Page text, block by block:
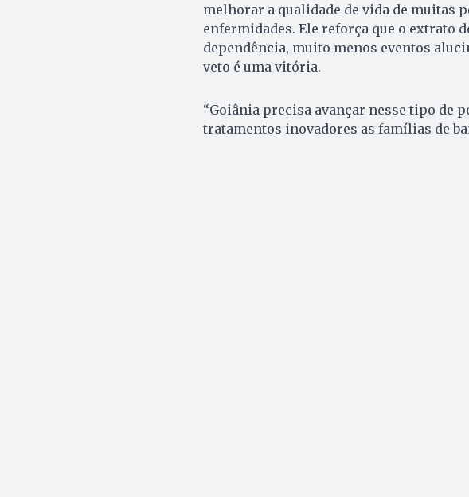
melhorar a qualidade de vida de muitas
enfermidades. Ele reforça que o extrato
dependência, muito menos eventos
veto é uma vitória.
“Goiânia precisa avançar nesse tipo de
tratamentos inovadores as famílias de